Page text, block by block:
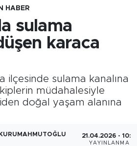
HABER
sulama
karaca
ilçesinde sulama kanalına
müdahalesiyle
doğal yaşam alanına
21.04.2026 - 10:13
YAYINLANMA
Durumu ve Fikstür